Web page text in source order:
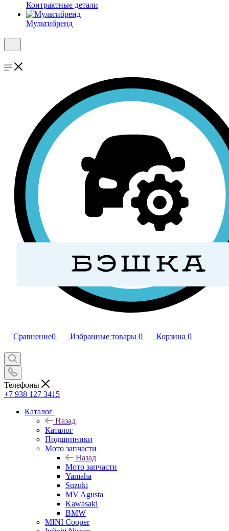
Контрактные детали
Мультибренд
Сравнение0 Избранные товары 0 Корзина 0
Телефоны
+7 938 127 3415
Каталог
Назад
Каталог
Подшипники
Мото запчасти
Назад
Мото запчасти
Yamaha
Suzuki
MV Agusta
Kawasaki
BMW
MINI Cooper